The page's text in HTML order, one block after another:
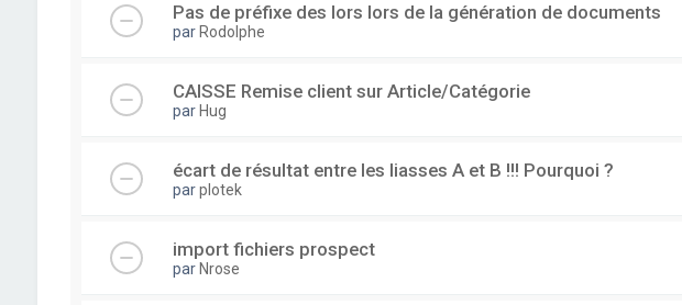
Pas de préfixe des lors lors de la génération de documents
par Rodolphe
CAISSE Remise client sur Article/Catégorie
par Hug
écart de résultat entre les liasses A et B !!! Pourquoi ?
parplotek
import fichiers prospect
par Nrose